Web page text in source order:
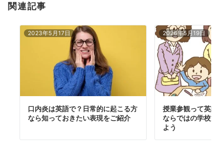
関連記事
2023年5月17日
口内炎は英語で？日常的に起こる方
なら知っておきたい表現をご紹介
2026年5月19日
授業参観って英
ならではの学校
よう